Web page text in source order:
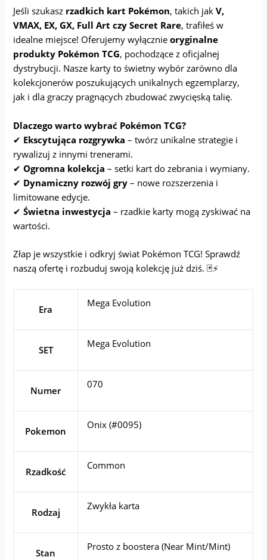
Jeśli szukasz rzadkich kart Pokémon, takich jakV,
VMAX, EX, GX, Full Art czy Secret Rare, trafiłeś w
idealne miejsce! Oferujemy wyłącznieoryginalne
produkty Pokémon TCG, pochodzące z oficjalnej
dystrybucji. Nasze karty to świetny wybór zarówno dla
kolekcjonerów poszukujących unikalnych egzemplarzy,
jak i dla graczy pragnących zbudować zwycięską talię.
Dlaczego warto wybrać Pokémon TCG?
✔ Ekscytująca rozgrywka – twórz unikalne strategie i
rywalizuj z innymi trenerami.
✔Ogromna kolekcja – setki kart do zebrania i wymiany.
✔ Dynamiczny rozwój gry – nowe rozszerzenia i
limitowane edycje.
✔Świetna inwestycja – rzadkie karty mogą zyskiwać na
wartości.
Złap je wszystkie i odkryj świat Pokémon TCG! Sprawdź
naszą ofertę i rozbuduj swoją kolekcję już dziś. 🃏⚡
Era
Mega Evolution
SET
Mega Evolution
Numer
070
Pokemon
Onix (#0095)
Rzadkość
Common
Rodzaj
Zwykła karta
Stan
Prosto z boostera (Near Mint/Mint)